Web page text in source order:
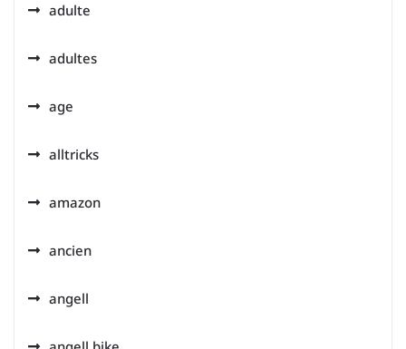
adulte
adultes
age
alltricks
amazon
ancien
angell